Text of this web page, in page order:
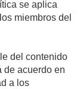
se aplica
miembros del
del contenido
de acuerdo en
a los